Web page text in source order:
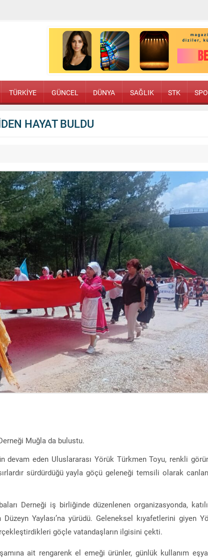
TÜRKİYE GÜNCEL DÜNYA SAĞLIK STK
HAYAT BULDU
Muğla da bulustu.
devam eden Uluslararası Yörük Türkmen Toyu, renkli
sürdürdüğü yayla göçü geleneği temsili olarak
Derneği iş birliğinde düzenlenen organizasyonda,
Yaylası’na yürüdü. Geleneksel kıyafetlerini giyen
göçle vatandaşların ilgisini çekti.
ait rengarenk el emeği ürünler, günlük kullanım